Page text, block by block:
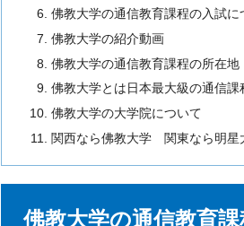
佛教大学の通信教育課程の入試に
佛教大学の紹介動画
佛教大学の通信教育課程の所在地
佛教大学とは日本最大級の通信課
佛教大学の大学院について
関西なら佛教大学 関東なら明星
佛教大学の通信教育